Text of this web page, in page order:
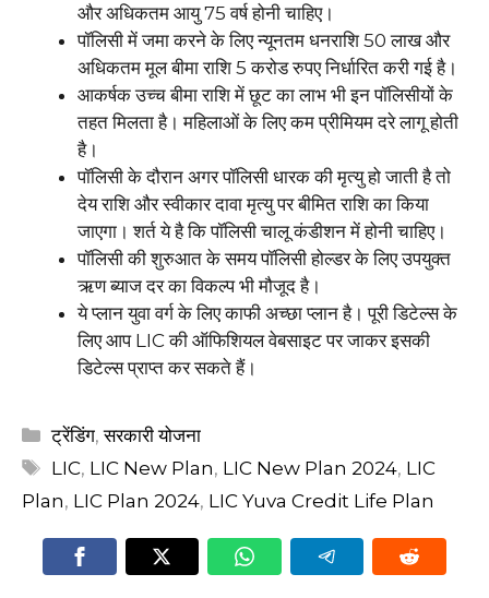
और अधिकतम आयु 75 वर्ष होनी चाहिए।
पॉलिसी में जमा करने के लिए न्यूनतम धनराशि 50 लाख और
अधिकतम मूल बीमा राशि 5 करोड रुपए निर्धारित करी गई है।
आकर्षक उच्च बीमा राशि में छूट का लाभ भी इन पॉलिसीयों के
तहत मिलता है। महिलाओं के लिए कम प्रीमियम दरे लागू होती
है।
पॉलिसी के दौरान अगर पॉलिसी धारक की मृत्यु हो जाती है तो
देय राशि और स्वीकार दावा मृत्यु पर बीमित राशि का किया
जाएगा। शर्त ये है कि पॉलिसी चालू कंडीशन में होनी चाहिए।
पॉलिसी की शुरुआत के समय पॉलिसी होल्डर के लिए उपयुक्त
ऋण ब्याज दर का विकल्प भी मौजूद है।
ये प्लान युवा वर्ग के लिए काफी अच्छा प्लान है। पूरी डिटेल्स के
लिए आप LIC की ऑफिशियल वेबसाइट पर जाकर इसकी
डिटेल्स प्राप्त कर सकते हैं।
Categories
ट्रेंडिंग,सरकारी योजना
Tags
LIC, LIC New Plan, LIC New Plan 2024, LIC
Plan, LIC Plan 2024, LIC Yuva Credit Life Plan